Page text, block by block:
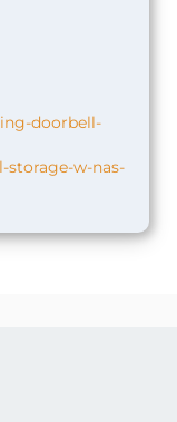
doorbell-
w-nas-